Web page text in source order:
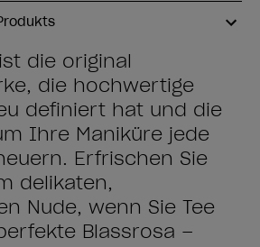
die original
die hochwertige
definiert hat und die
Ihre Maniküre jede
Erfrischen Sie
delikaten,
Nude, wenn Sie Tee
Blassrosa –